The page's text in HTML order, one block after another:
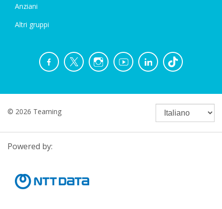
Anziani
Altri gruppi
© 2026 Teaming
Powered by: